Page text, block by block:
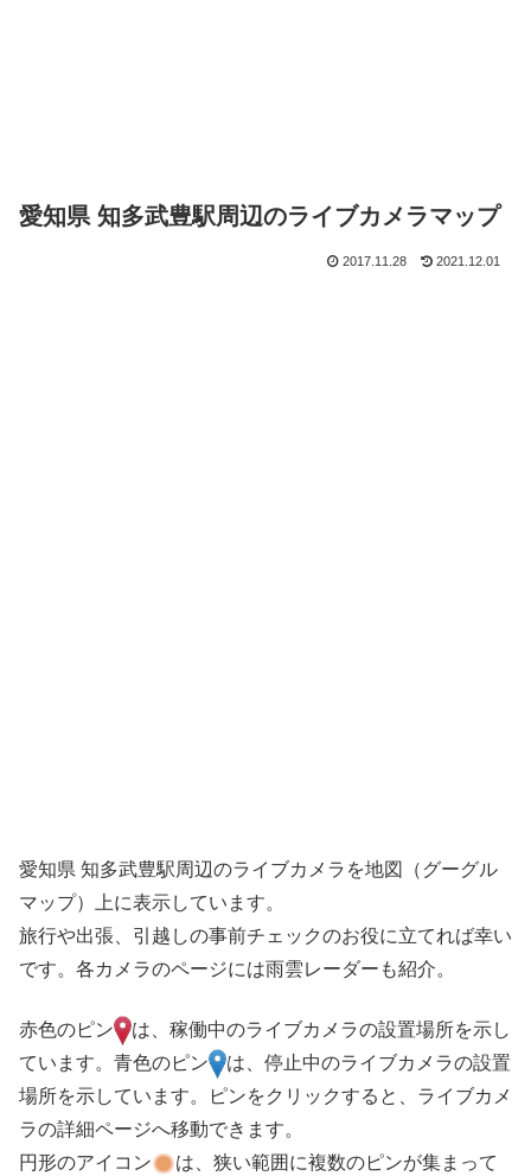
愛知県 知多武豊駅周辺のライブカメラマップ
2017.11.28 2021.12.01
愛知県 知多武豊駅周辺のライブカメラを地図（グーグル
マップ）上に表示しています。
旅行や出張、引越しの事前チェックのお役に立てれば幸い
です。各カメラのページには雨雲レーダーも紹介。
赤色のピン
は、稼働中のライブカメラの設置場所を示し
ています。青色のピン
は、停止中のライブカメラの設置
場所を示しています。ピンをクリックすると、ライブカメ
ラの詳細ページへ移動できます。
円形のアイコン
は、狭い範囲に複数のピンが集まって